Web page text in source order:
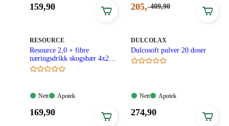
Pris:
159,90
Nåværende
kroner.
205,-Førpris:
409,90
MERKE:
RESOURCE
Resource 2,0 + fibre
næringsdrikk skogsbær 4x200
ml
Nett:
Nett
Apotek:
Apotek
Pris:
169,90
MERKE:
DULCOLAX
Dulcosoft pulver 20 doser
Nett:
Nett
Apotek:
Apotek
Pris:
274,90